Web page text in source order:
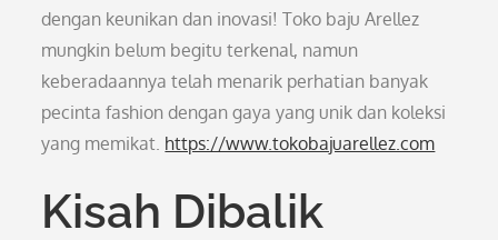
dengan keunikan dan inovasi! Toko baju Arellez
mungkin belum begitu terkenal, namun
keberadaannya telah menarik perhatian banyak
pecinta fashion dengan gaya yang unik dan koleksi
yang memikat. https://www.tokobajuarellez.com
Kisah Dibalik